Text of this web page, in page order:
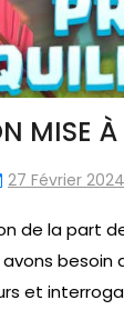
MISE
27 Février 2024
de la part
avons
et